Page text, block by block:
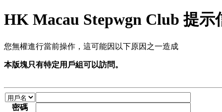
HK Macau Stepwgn Club 提示
您無權進行當前操作，這可能因以下原因之一造成
本版塊只有特定用戶組可以訪問。
密碼